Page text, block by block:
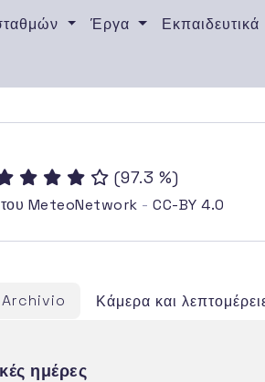
Έργα Εκπαιδευτικά
(97.3 %)
του MeteoNetwork -CC-BY 4.0
Archivio Κάμερα και
ημέρες